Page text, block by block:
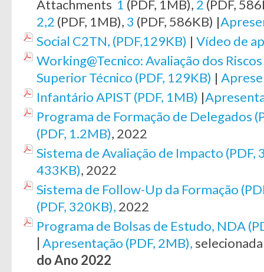
Attachments 1 (PDF, 1MB), 2 (PDF,
2,2 (PDF, 1MB), 3 (PDF, 586KB) |
Social C2TN, (PDF,129KB) | Vídeo de
Working@Tecnico: Avaliação dos
Superior Técnico (PDF, 129KB) |
Infantário APIST (PDF, 1MB) |
Programa de Formação de Delegados
(PDF, 1.2MB), 2022
Sistema de Avaliação de Impacto (PDF,
433KB), 2022
Sistema de Follow-Up da Formação
(PDF, 320KB), 2022
Programa de Bolsas de Estudo, NDA
Apresentação (PDF, 2MB),
doAno 2022